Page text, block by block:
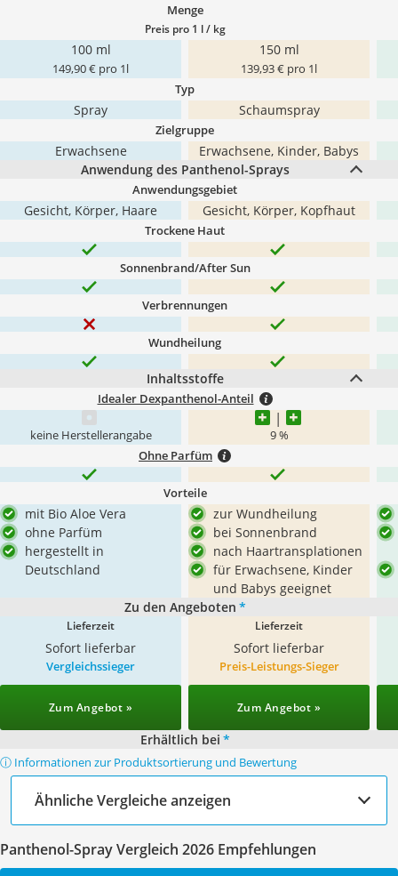
Menge
Preis pro 1 l / kg
100 ml
149,90 € pro 1l
150 ml
139,93 € pro 1l
Typ
Spray Schaumspray
Zielgruppe
Erwachsene
Erwachsene, Kinder, Babys
Anwendung des Panthenol-Sprays
Anwendungsgebiet
Gesicht, Körper, Haare Gesicht, Körper, Kopfhaut
Trockene Haut
Sonnenbrand/After Sun
Verbrennungen
Wundheilung
Inhaltsstoffe
Idealer Dexpanthenol-Anteil
keine Herstellerangabe 9 %
Ohne Parfüm
Vorteile
mit Bio Aloe Vera
ohne Parfüm
hergestellt in
Deutschland
zur Wundheilung
bei Sonnenbrand
nach Haartransplationen
für Erwachsene, Kinder
und Babys geeignet
Zu den Angeboten *
Lieferzeit
Sofort lieferbar
Lieferzeit
Sofort lieferbar
Vergleichssieger
Zum Angebot »
Preis-Leistungs-Sieger
Zum Angebot »
Erhältlich bei *
ⓘ Informationen zur Produktsortierung und Bewertung
Ähnliche Vergleiche anzeigen
Panthenol-Spray Vergleich 2026 Empfehlungen